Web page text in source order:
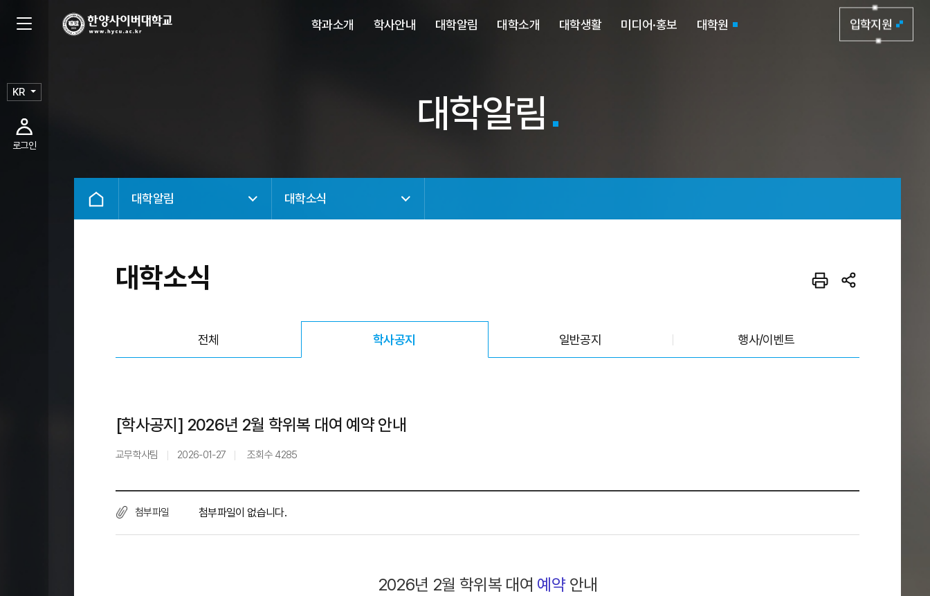
학과소개 학사안내 대학알림 대학소개 대학생활 미디어·홍보 대학원 입학지원
KR
로그인
대학알림
대학알림 대학소식
대학소식
전체
학사공지
일반공지 행사/이벤트
[학사공지] 2026년 2월 학위복 대여 예약 안내
교무학사팀 2026-01-27 조회수 4285
첨부파일 첨부파일이 없습니다.
2026년 2월 학위복 대여 예약 안내